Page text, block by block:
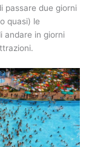
passare due giorni
quasi) le
andare in giorni